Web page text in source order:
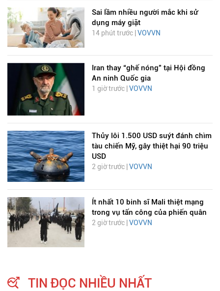
Sai lầm nhiều người mắc khi sử
dụng máy giặt
14 phút trước | VOVVN
Iran thay “ghế nóng” tại Hội đồng
An ninh Quốc gia
1 giờ trước | VOVVN
Thủy lôi 1.500 USD suýt đánh chìm
tàu chiến Mỹ, gây thiệt hại 90 triệu
USD
2 giờ trước | VOVVN
Ít nhất 10 binh sĩ Mali thiệt mạng
trong vụ tấn công của phiến quân
2 giờ trước | VOVVN
TIN ĐỌC NHIỀU NHẤT